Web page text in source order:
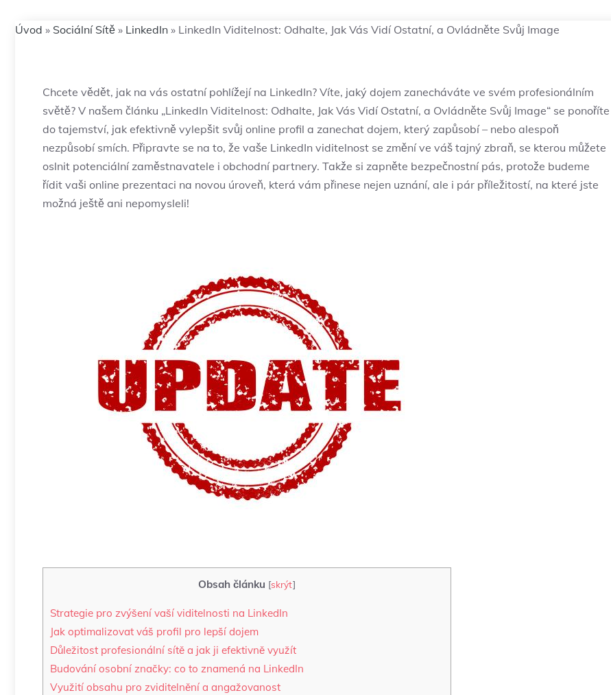
Úvod » Sociální Sítě » LinkedIn » LinkedIn Viditelnost: Odhalte, Jak Vás Vidí Ostatní, a Ovládněte Svůj Image
Chcete vědět, jak na vás ostatní pohlížejí na LinkedIn? Víte, jaký dojem zanecháváte ve svém profesionálním
světě? V našem článku „LinkedIn Viditelnost: Odhalte, Jak Vás Vidí Ostatní, a Ovládněte Svůj Image“ se ponoříte
do tajemství, jak efektivně vylepšit svůj online profil a zanechat dojem, který zapůsobí – nebo alespoň
nezpůsobí smích. Připravte se na to, že vaše LinkedIn viditelnost se změní ve váš tajný zbraň, se kterou můžete
oslnit potenciální zaměstnavatele i obchodní partnery. Takže si zapněte bezpečnostní pás, protože budeme
řídit vaši online prezentaci na novou úroveň, která vám přinese nejen uznání, ale i pár příležitostí, na které jste
možná ještě ani nepomysleli!
Obsah článku [skrýt]
Strategie pro zvýšení vaší viditelnosti na LinkedIn
Jak optimalizovat váš profil pro lepší dojem
Důležitost profesionální sítě a jak ji efektivně využít
Budování osobní značky: co to znamená na LinkedIn
Využití obsahu pro zviditelnění a angažovanost